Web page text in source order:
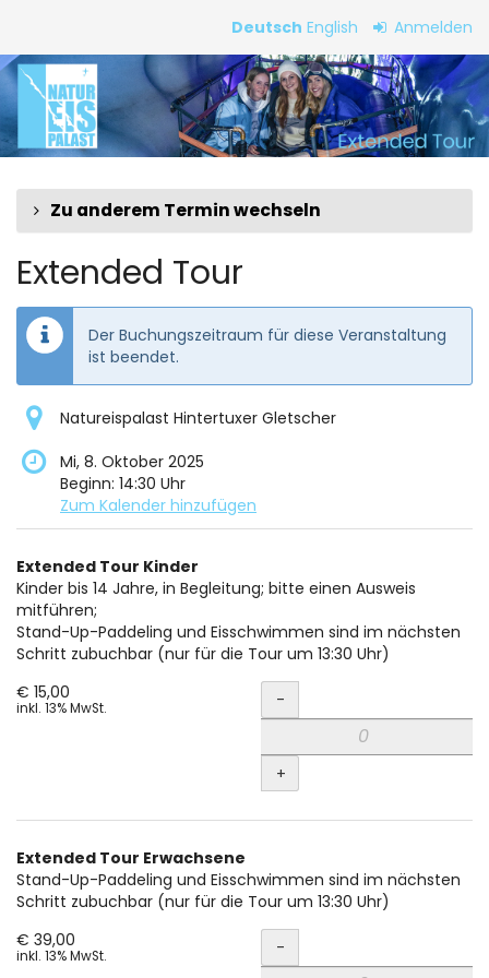
Inhalt
springen
Deutsch English Anmelden
Extended
Tour
Zu anderem Termin wechseln
Extended Tour
Der Buchungszeitraum für diese Veranstaltung
ist beendet.
Natureispalast Hintertuxer Gletscher
Mi, 8. Oktober 2025
Beginn: 14:30 Uhr
Zum Kalender hinzufügen
Produkte
Unkategorisierte
Produkte
Extended Tour Kinder
Kinder bis 14 Jahre, in Begleitung; bitte einen Ausweis
mitführen;
Stand-Up-Paddeling und Eisschwimmen sind im nächsten
Schritt zubuchbar (nur für die Tour um 13:30 Uhr)
€ 15,00
inkl. 13% MwSt. Menge
-
+
Extended Tour Erwachsene
Stand-Up-Paddeling und Eisschwimmen sind im nächsten
Schritt zubuchbar (nur für die Tour um 13:30 Uhr)
€ 39,00
inkl. 13% MwSt. Menge
-